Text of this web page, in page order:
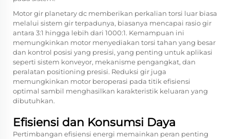
Motor gir planetary dc memberikan perkalian torsi luar biasa
melalui sistem gir terpadunya, biasanya mencapai rasio gir
antara 3:1 hingga lebih dari 1000:1. Kemampuan ini
memungkinkan motor menyediakan torsi tahan yang besar
dan kontrol posisi yang presisi, yang penting untuk aplikasi
seperti sistem konveyor, mekanisme pengangkat, dan
peralatan positioning presisi. Reduksi gir juga
memungkinkan motor beroperasi pada titik efisiensi
optimal sambil menghasilkan karakteristik keluaran yang
dibutuhkan.
Efisiensi dan Konsumsi Daya
Pertimbangan efisiensi energi memainkan peran penting